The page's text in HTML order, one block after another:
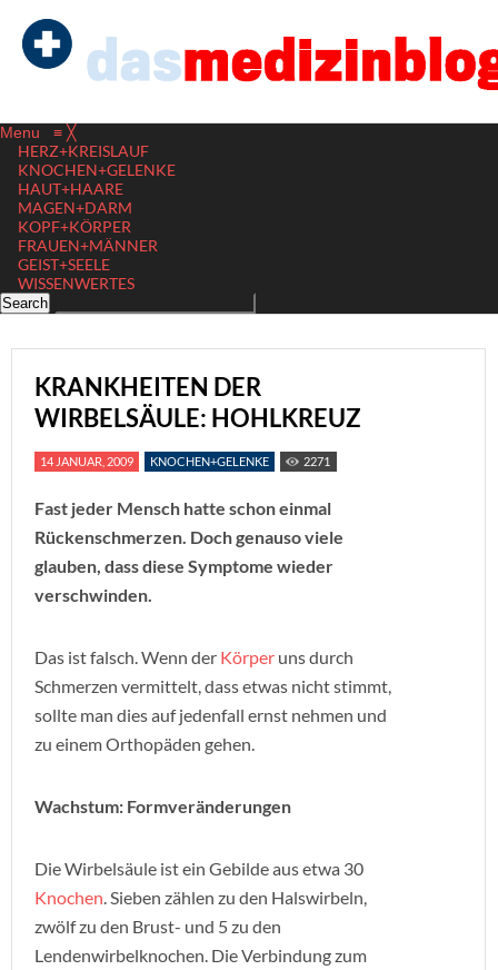
Menu ≡ ╳
HERZ+KREISLAUF
KNOCHEN+GELENKE
HAUT+HAARE
MAGEN+DARM
KOPF+KÖRPER
FRAUEN+MÄNNER
GEIST+SEELE
WISSENWERTES
KRANKHEITEN DER
WIRBELSÄULE: HOHLKREUZ
14 JANUAR, 2009 KNOCHEN+GELENKE 2271
Fast jeder Mensch hatte schon einmal
Rückenschmerzen. Doch genauso viele
glauben, dass diese Symptome wieder
verschwinden.
Das ist falsch. Wenn der Körper uns durch
Schmerzen vermittelt, dass etwas nicht stimmt,
sollte man dies auf jedenfall ernst nehmen und
zu einem Orthopäden gehen.
Wachstum: Formveränderungen
Die Wirbelsäule ist ein Gebilde aus etwa 30
Knochen. Sieben zählen zu den Halswirbeln,
zwölf zu den Brust- und 5 zu den
Lendenwirbelknochen. Die Verbindung zum